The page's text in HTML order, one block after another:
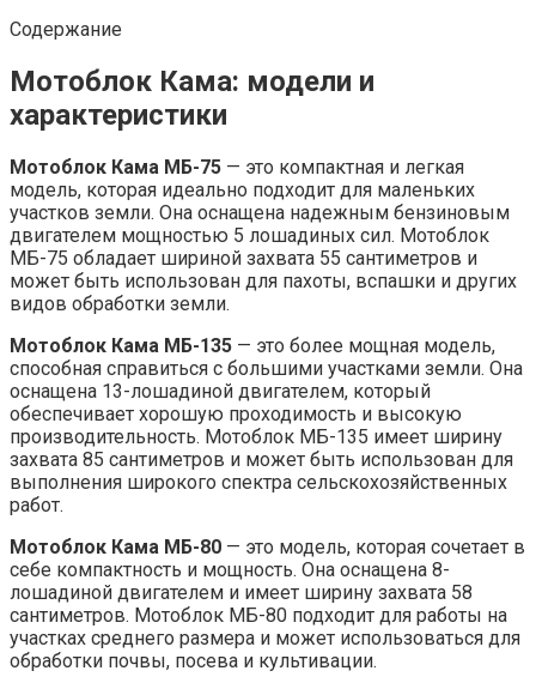
Содержание
Мотоблок Кама: модели и
характеристики
Мотоблок Кама МБ-75 — это компактная и легкая
модель, которая идеально подходит для маленьких
участков земли. Она оснащена надежным бензиновым
двигателем мощностью 5 лошадиных сил. Мотоблок
МБ-75 обладает шириной захвата 55 сантиметров и
может быть использован для пахоты, вспашки и других
видов обработки земли.
Мотоблок Кама МБ-135 — это более мощная модель,
способная справиться с большими участками земли. Она
оснащена 13-лошадиной двигателем, который
обеспечивает хорошую проходимость и высокую
производительность. Мотоблок МБ-135 имеет ширину
захвата 85 сантиметров и может быть использован для
выполнения широкого спектра сельскохозяйственных
работ.
Мотоблок Кама МБ-80 — это модель, которая сочетает в
себе компактность и мощность. Она оснащена 8-
лошадиной двигателем и имеет ширину захвата 58
сантиметров. Мотоблок МБ-80 подходит для работы на
участках среднего размера и может использоваться для
обработки почвы, посева и культивации.